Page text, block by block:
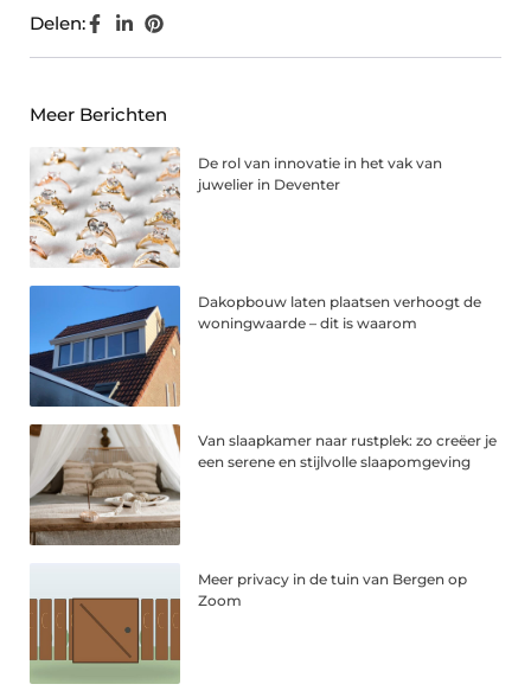
Delen:
Meer Berichten
De rol van innovatie in het vak van
juwelier in Deventer
Dakopbouw laten plaatsen verhoogt de
woningwaarde – dit is waarom
Van slaapkamer naar rustplek: zo creëer je
een serene en stijlvolle slaapomgeving
Meer privacy in de tuin van Bergen op
Zoom